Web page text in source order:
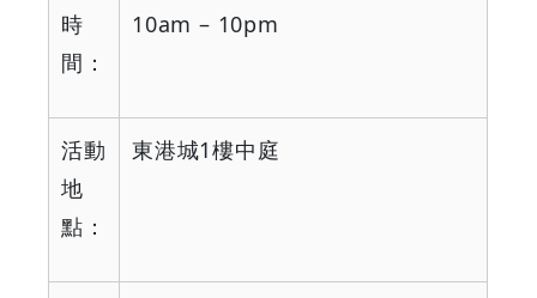
時
間：
10am – 10pm
活動
地
點：
東港城1樓中庭